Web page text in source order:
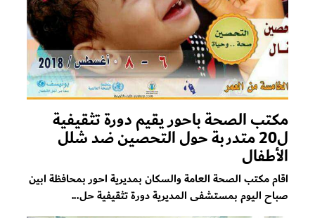
مكتب الصحة باحور يقيم دورة تثقيفية
ل20 متدربة حول التحصين ضد شلل
الأطفال
اقام مكتب الصحة العامة والسكان بمديرية احور بمحافظة ابين
صباح اليوم بمستشفى المديرية دورة تثقيفية حل...